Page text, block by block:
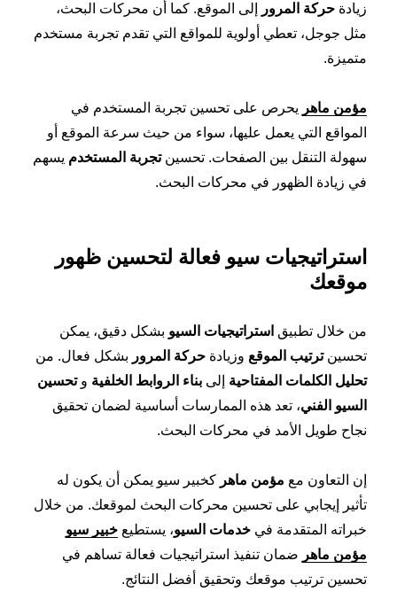
زيادةحركة المرور
إلى الموقع. كما أن محركات البحث،
مثل جوجل، تعطي أولوية للمواقع التي تقدم تجربة مستخدم
متميزة.
مؤمن ماهر يحرص على تحسين تجربة المستخدم في
المواقع التي يعمل عليها، سواء من حيث سرعة الموقع أو
سهولة التنقل بين الصفحات. تحسينتجربة المستخدم يسهم
في زيادة الظهور في محركات البحث.
استراتيجيات سيو فعالة لتحسين ظهور
موقعك
من خلال تطبيق استراتيجيات السيو بشكل دقيق، يمكن
تحسينترتيب الموقع وزيادةحركة المرور بشكل فعال. من
تحليل الكلمات المفتاحية إلىبناء الروابط الخلفية وتحسين
السيو الفني، تعد هذه الممارسات أساسية لضمان تحقيق
نجاح طويل الأمد في محركات البحث.
إن التعاون مع مؤمن ماهر كخبير سيو يمكن أن يكون له
تأثير إيجابي على تحسين محركات البحث لموقعك. من خلال
خبراته المتقدمة فيخدمات السيو، يستطيعخبير سيو
مؤمن ماهر ضمان تنفيذ استراتيجيات فعالة تساهم في
تحسين ترتيب موقعك وتحقيق أفضل النتائج.